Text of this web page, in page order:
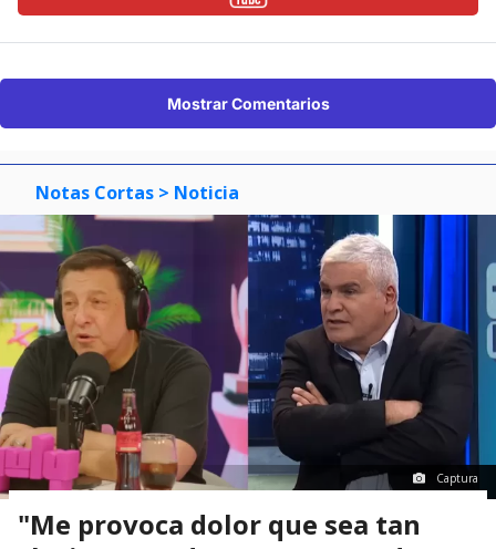
Mostrar Comentarios
Notas Cortas > Noticia
Captura
"Me provoca dolor que sea tan